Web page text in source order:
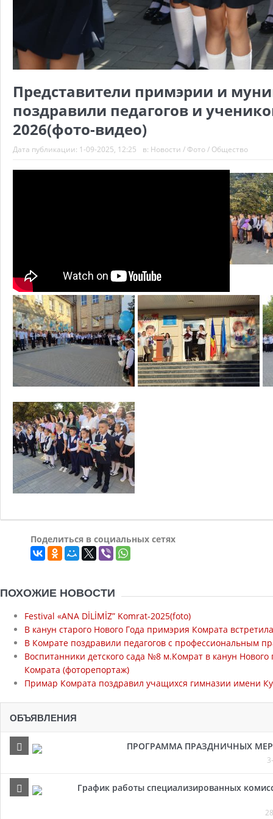
Представители примэрии и
поздравили педагогов и
2026(фото-видео)
Дата публикации: 1-09-2025, 12:25 в: Новости / Фото/ Общество
Поделиться в социальных сетях
ПОХОЖИЕ НОВОСТИ
Festival «ANA DİLİMİZ” Komrat-2025(foto)
В канун старого Нового Года примэрия Комрата
В Комрате поздравили педагогов с профессиональным
Воспитанники детского сада №8 м.Комрат в канун
Комрата (фоторепортаж)
Примар Комрата поздравил учащихся гимназии имени
ОБЪЯВЛЕНИЯ
ПРОГРАММА ПРАЗДНИЧНЫХ
График работы специализированных